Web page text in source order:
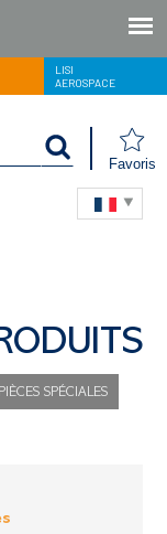
LISI
AEROSPACE
Favoris
PIÈCES SPÉCIALES